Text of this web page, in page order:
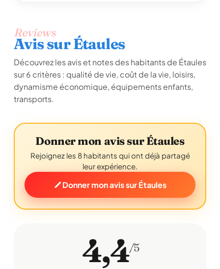
Reviews
Avis sur Étaules
Découvrez les avis et notes des habitants de Étaules
sur 6 critères : qualité de vie, coût de la vie, loisirs,
dynamisme économique, équipements enfants,
transports.
Donner mon avis sur Étaules
Rejoignez les 8 habitants qui ont déjà partagé
leur expérience.
Donner mon avis sur Étaules
4,4/5